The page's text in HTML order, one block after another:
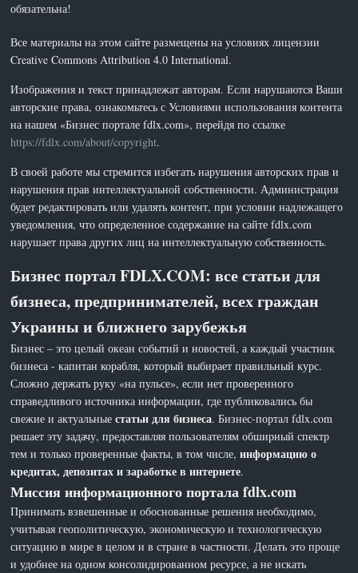
обязательна!
Все материалы на этом сайте размещены на условиях лицензии
Creative Commons Attribution 4.0 International.
Изображения и текст принадлежат авторам. Если нарушаются Ваши
авторские права, ознакомьтесь с Условиями использования контента
на нашем «Бизнес портале fdlx.com», перейдя по ссылке
https://fdlx.com/about/copyright.
В своей работе мы стремится избегать нарушения авторских прав и
нарушения прав интеллектуальной собственности. Администрация
будет редактировать или удалять контент, при условии надлежащего
уведомления, что определенное содержание на сайте fdlx.com
нарушает права других лиц на интеллектуальную собственность.
Бизнес портал FDLX.COM: все статьи для
бизнеса, предпринимателей, всех граждан
Украины и ближнего зарубежья
Бизнес – это целый океан событий и новостей, а каждый участник
бизнеса - капитан корабля, который выбирает правильный курс.
Сложно держать руку «на пульсе», если нет проверенного
справедливого источника информации, где публиковались бы
свежие и актуальныестатьи для бизнеса. Бизнес-портал fdlx.com
решает эту задачу, предоставляя пользователям обширный спектр
тем и только проверенные факты, в том числе,информацию о
кредитах, депозитах и заработке в интернете.
Миссия информационного портала fdlx.com
Принимать взвешенные и обоснованные решения необходимо,
учитывая геополитическую, экономическую и технологическую
ситуацию в мире в целом и в стране в частности. Делать это проще
и удобнее на одном консолидированном ресурсе, а не искать